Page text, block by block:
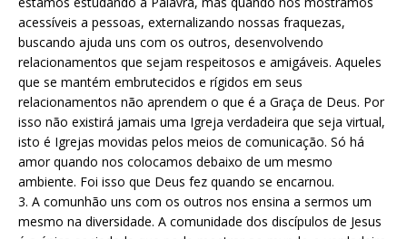
acessíveis a pessoas, externalizando nossas fraquezas,
buscando ajuda uns com os outros, desenvolvendo
relacionamentos que sejam respeitosos e amigáveis. Aqueles
que se mantém embrutecidos e rígidos em seus
relacionamentos não aprendem o que é a Graça de Deus. Por
isso não existirá jamais uma Igreja verdadeira que seja virtual,
isto é Igrejas movidas pelos meios de comunicação. Só há
amor quando nos colocamos debaixo de um mesmo
ambiente. Foi isso que Deus fez quando se encarnou.
3. A comunhão uns com os outros nos ensina a sermos um
mesmo na diversidade. A comunidade dos discípulos de Jesus